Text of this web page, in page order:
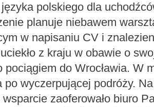
języka polskiego dla
planuje niebawem
w napisaniu CV i
z kraju w obawie o
pociągiem do Wrocławia. W
po wyczerpującej podróży.
zaoferowało biuro